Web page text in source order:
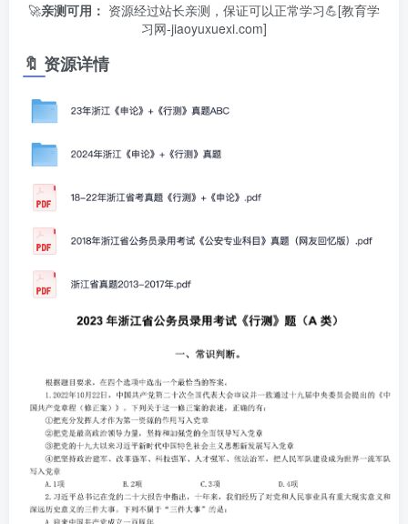
🚀亲测可用： 资源经过站长亲测，保证可以正常学习💪[教育学
习网-jiaoyuxuexi.com]
🔖 资源详情